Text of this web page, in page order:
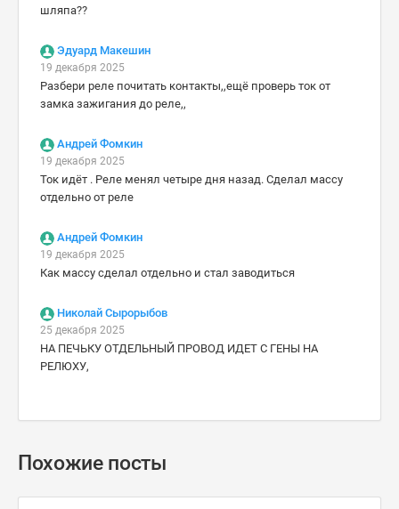
шляпа??
Эдуард Макешин
19 декабря 2025
Разбери реле почитать контакты,,ещё проверь ток от
замка зажигания до реле,,
Андрей Фомкин
19 декабря 2025
Ток идёт . Реле менял четыре дня назад. Сделал массу
отдельно от реле
Андрей Фомкин
19 декабря 2025
Как массу сделал отдельно и стал заводиться
Николай Сырорыбов
25 декабря 2025
НА ПЕЧЬКУ ОТДЕЛЬНЫЙ ПРОВОД ИДЕТ С ГЕНЫ НА
РЕЛЮХУ,
Похожие посты